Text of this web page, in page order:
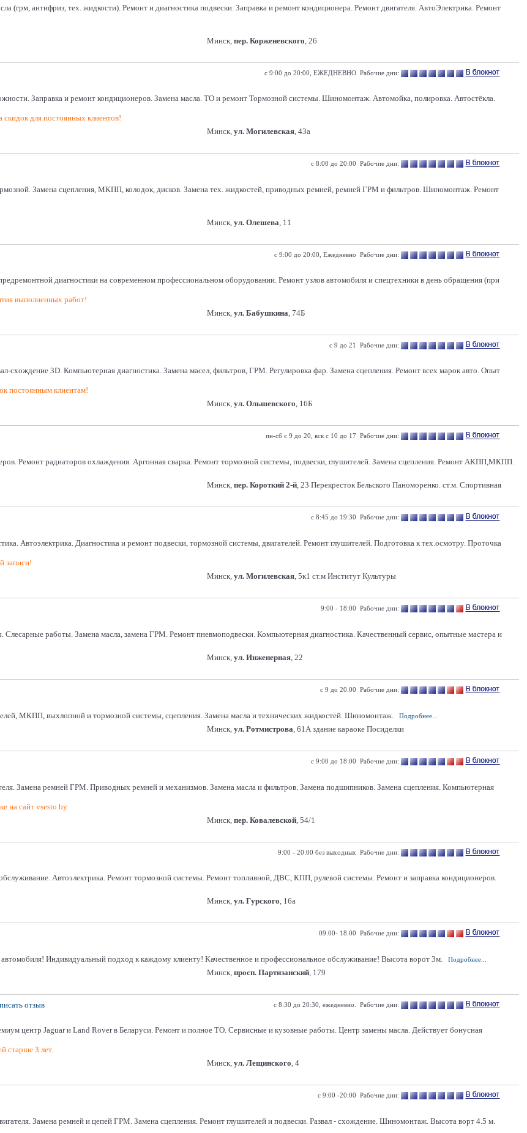
(грм, антифриз, тех. жидкости). Ремонт и диагностика подвески. Заправка и ремонт кондиционера. Ремонт двигателя. АвтоЭлектрика. Ремонт
Минск, пер. Корженевского, 26
с 9:00 до 20:00, ЕЖЕДНЕВНО Рабочие дни:
Заправка и ремонт кондиционеров. Замена масла. ТО и ремонт Тормозной системы. Шиномонтаж. Автомойка, полировка. Автостёкла.
для постоянных клиентов!
Минск, ул. Могилевская, 43а
с 8:00 до 20:00 Рабочие дни:
Замена сцепления, МКПП, колодок, дисков. Замена тех. жидкостей, приводных ремней, ремней ГРМ и фильтров. Шиномонтаж. Ремонт
Минск, ул. Олешева, 11
с 9:00 до 20:00, Ежедневно Рабочие дни:
диагностики на современном профессиональном оборудовании. Ремонт узлов автомобиля и спецтехники в день обращения (при
выполненных работ!
Минск, ул. Бабушкина, 74Б
с 9 до 21 Рабочие дни:
схождение 3D. Компьютерная диагностика. Замена масел, фильтров, ГРМ. Регулировка фар. Замена сцепления. Ремонт всех марок авто. Опыт
постоянным клиентам!
Минск, ул. Ольшевского, 16Б
пн-сб с 9 до 20, вск с 10 до 17 Рабочие дни:
Ремонт радиаторов охлаждения. Аргонная сварка. Ремонт тормозной системы, подвески, глушителей. Замена сцепления. Ремонт АКПП,МКПП.
Минск, пер. Короткий 2-й, 23 Перекресток Бельского Паноморенко. ст.м. Спортивная
с 8:45 до 19:30 Рабочие дни:
Автоэлектрика. Диагностика и ремонт подвески, тормозной системы, двигателей. Ремонт глушителей. Подготовка к тех.осмотру. Проточка
записи!
Минск, ул. Могилевская, 5к1 ст.м Институт Культуры
9:00 - 18:00 Рабочие дни:
работы. Замена масла, замена ГРМ. Ремонт пневмоподвески. Компьютерная диагностика. Качественный сервис, опытные мастера и
Минск, ул. Инженерная, 22
с 9 до 20.00 Рабочие дни:
МКПП, выхлопной и тормозной системы, сцепления. Замена масла и технических жидкостей. Шиномонтаж.
Подробнее...
Минск, ул. Ротмистрова, 61А здание караоке Посиделки
с 9:00 до 18:00 Рабочие дни:
Замена ремней ГРМ. Приводных ремней и механизмов. Замена масла и фильтров. Замена подшипников. Замена сцепления. Компьютерная
на сайт vsesto.by
Минск, пер. Ковалевской, 54/1
9:00 - 20:00 без выходных Рабочие дни:
Автоэлектрика. Ремонт тормозной системы. Ремонт топливной, ДВС, КПП, рулевой системы. Ремонт и заправка кондиционеров.
Минск, ул. Гурского, 16а
09.00- 18.00 Рабочие дни:
Индивидуальный подход к каждому клиенту! Качественное и профессиональное обслуживание! Высота ворот 3м.
Подробнее...
Минск, просп. Партизанский, 179
отзыв
с 8:30 до 20:30, ежедневно. Рабочие дни:
центр Jaguar и Land Rover в Беларуси. Ремонт и полное ТО. Сервисные и кузовные работы. Центр замены масла. Действует бонусная
старше 3 лет.
Минск, ул. Лещинского, 4
с 9:00 -20:00 Рабочие дни:
Замена ремней и цепей ГРМ. Замена сцепления. Ремонт глушителей и подвески. Развал - схождение. Шиномонтаж. Высота ворт 4.5 м.